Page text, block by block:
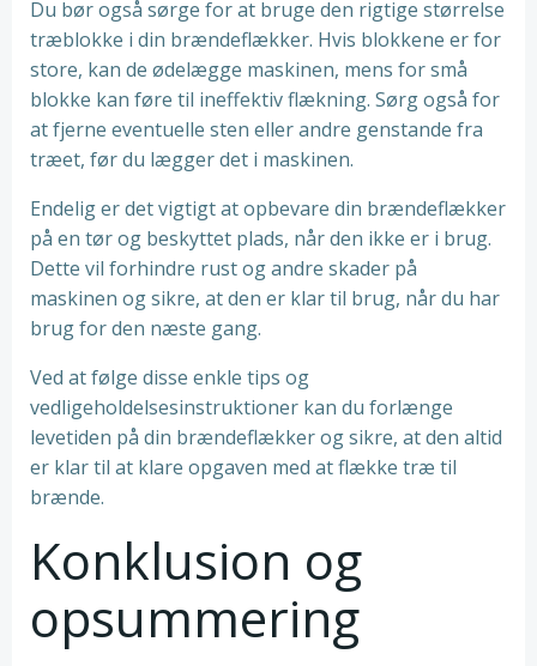
Du bør også sørge for at bruge den rigtige størrelse
træblokke i din brændeflækker. Hvis blokkene er for
store, kan de ødelægge maskinen, mens for små
blokke kan føre til ineffektiv flækning. Sørg også for
at fjerne eventuelle sten eller andre genstande fra
træet, før du lægger det i maskinen.
Endelig er det vigtigt at opbevare din brændeflækker
på en tør og beskyttet plads, når den ikke er i brug.
Dette vil forhindre rust og andre skader på
maskinen og sikre, at den er klar til brug, når du har
brug for den næste gang.
Ved at følge disse enkle tips og
vedligeholdelsesinstruktioner kan du forlænge
levetiden på din brændeflækker og sikre, at den altid
er klar til at klare opgaven med at flække træ til
brænde.
Konklusion og
opsummering